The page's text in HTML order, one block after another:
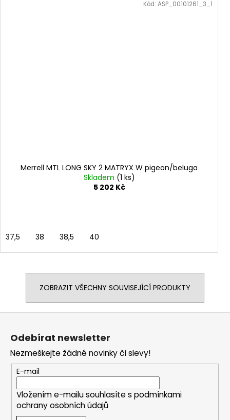
Merrell MTL LONG SKY 2 MATRYX W pigeon/beluga
Skladem (1 ks)
5 202 Kč
37,5 38 38,5 40
Kód: ASP_00101261_3_1
ZOBRAZIT VŠECHNY SOUVISEJÍCÍ PRODUKTY
Odebírat newsletter
Nezmeškejte žádné novinky či slevy!
E-mail
Vložením e-mailu souhlasíte s podmínkami
ochrany osobních údajů